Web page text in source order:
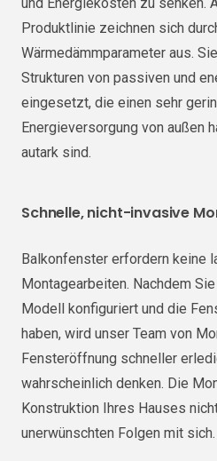
Produktlinie zeichnen sich
Wärmedämmparameter aus.
Strukturen von passiven und
eingesetzt, die einen sehr
Energieversorgung von außen
autark sind.
Schnelle, nicht-invasive
Balkonfenster erfordern keine
Montagearbeiten. Nachdem
Modell konfiguriert und die
haben, wird unser Team von
Fensteröffnung schneller
wahrscheinlich denken. Die
Konstruktion Ihres Hauses
unerwünschten Folgen mit sich.